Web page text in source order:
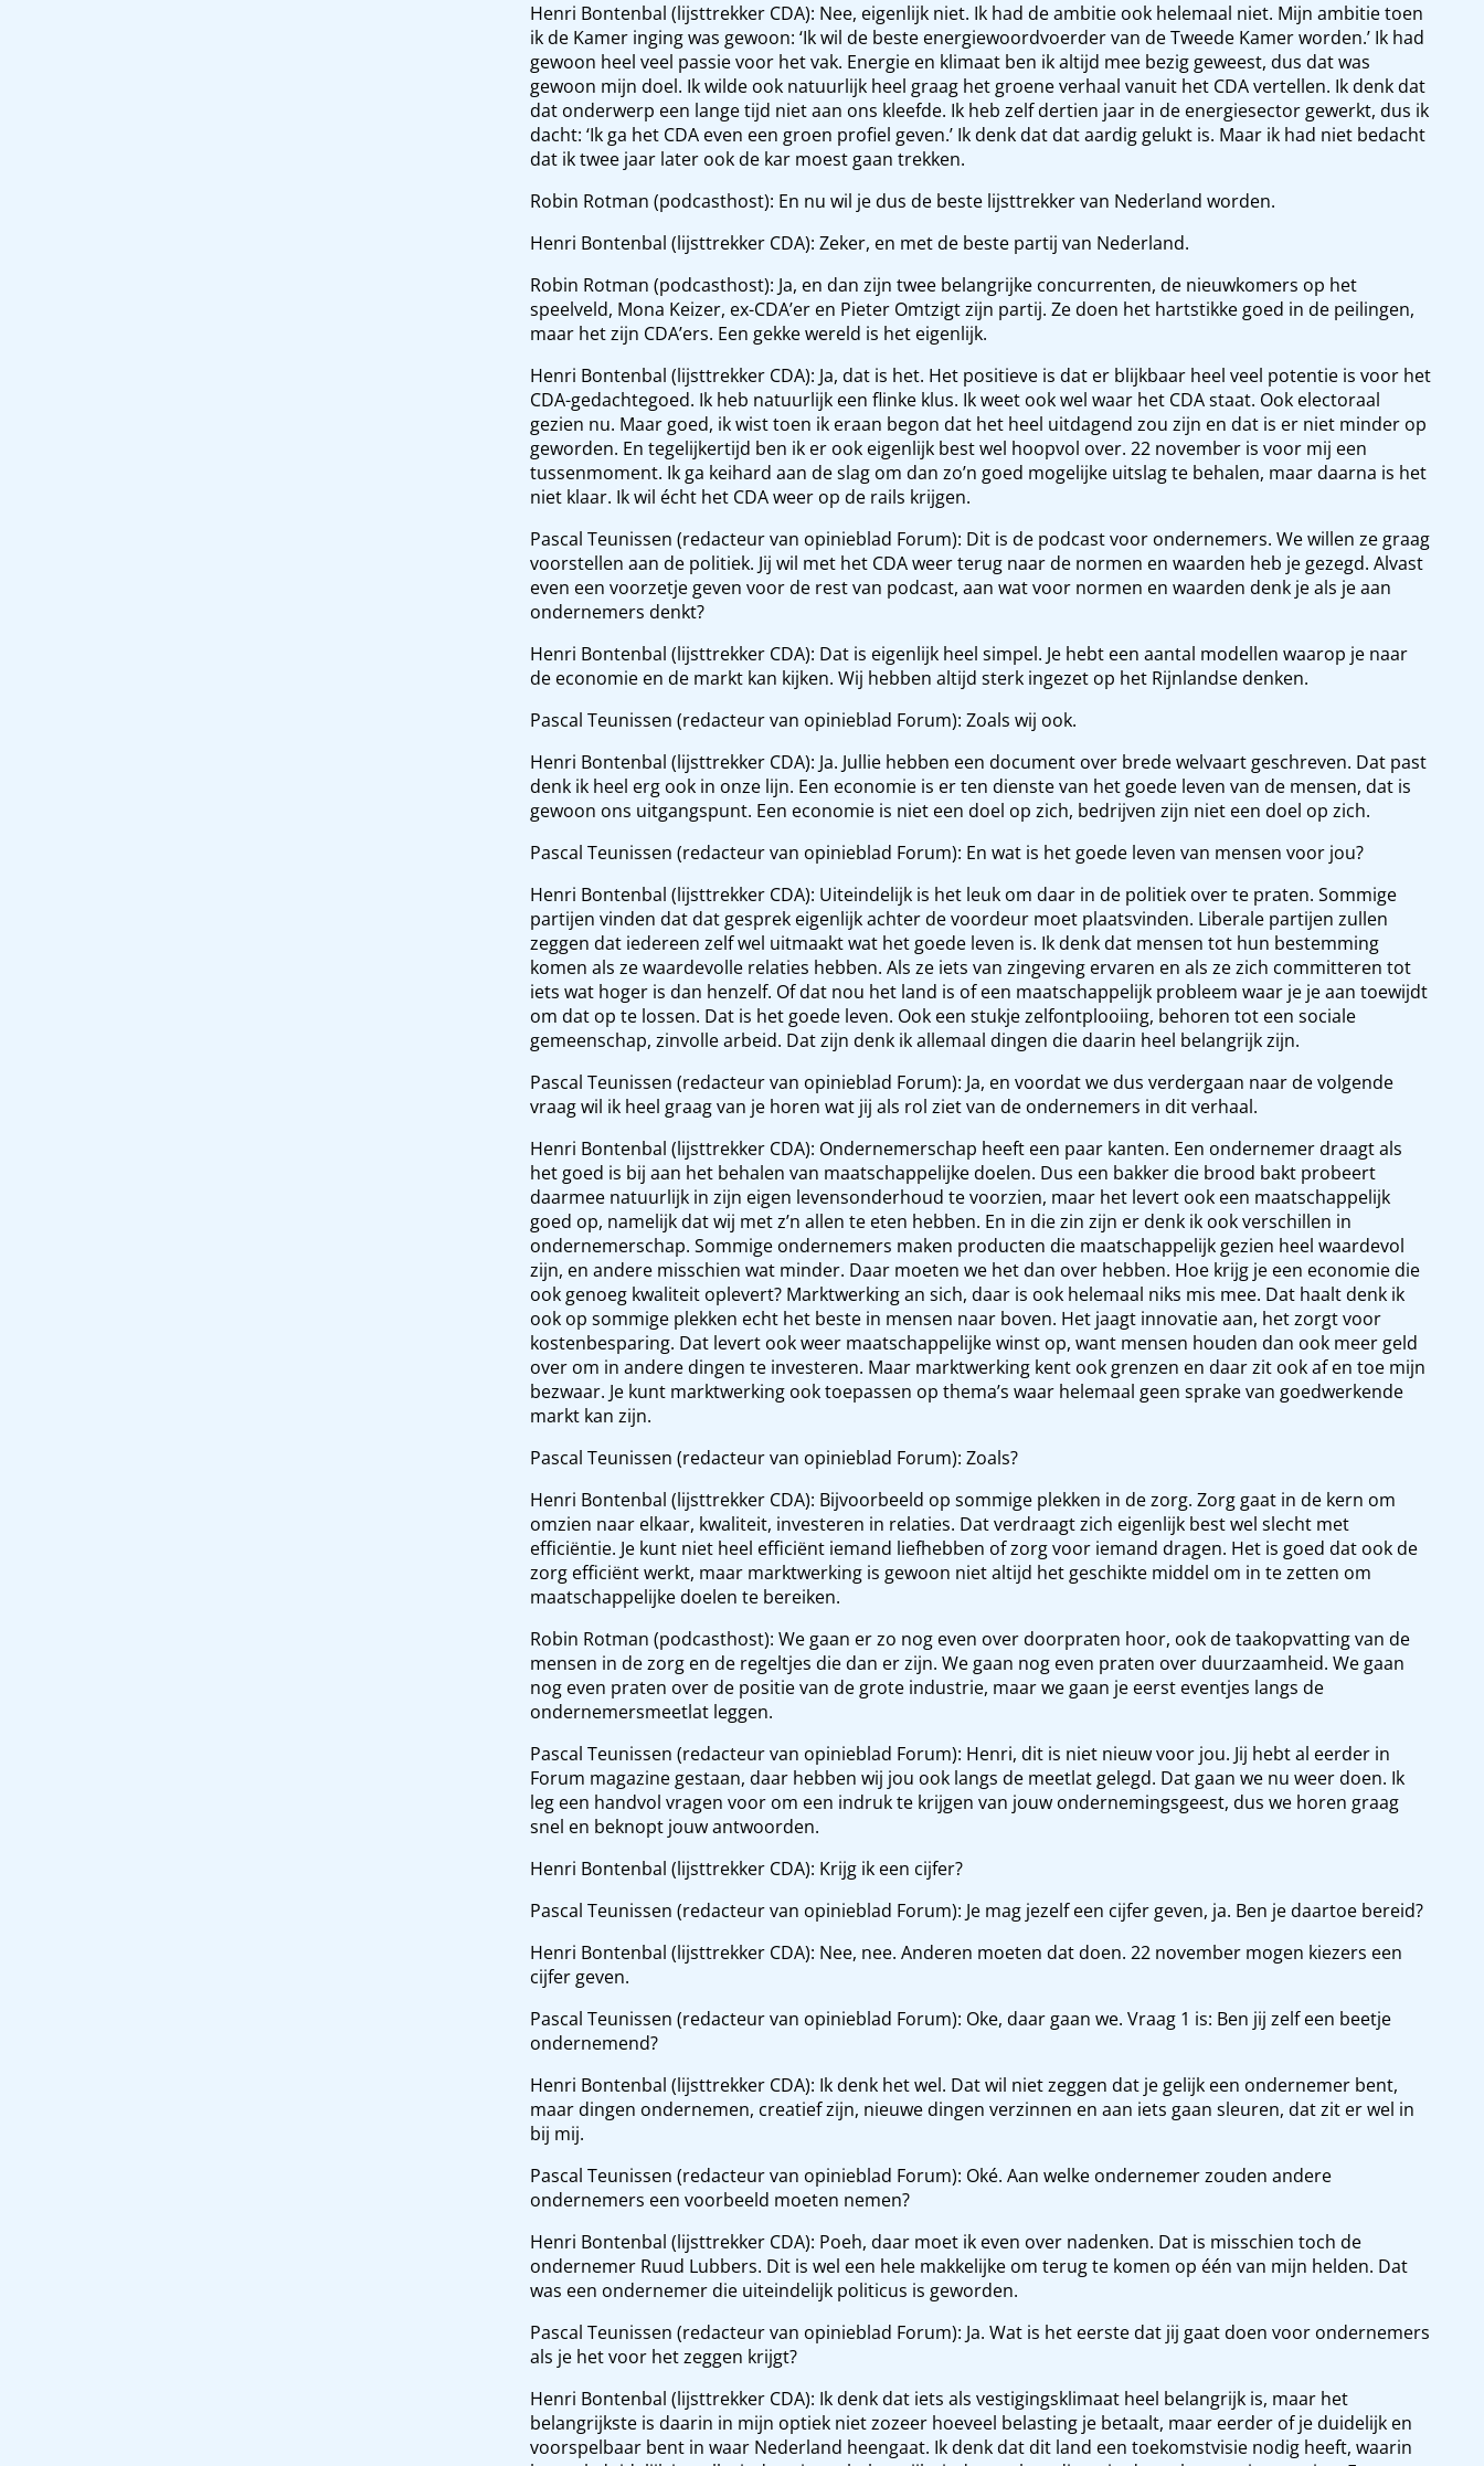
Henri Bontenbal (lijsttrekker CDA): Nee, eigenlijk niet. Ik had de ambitie ook helemaal niet. Mijn ambitie toen
ik de Kamer inging was gewoon: ‘Ik wil de beste energiewoordvoerder van de Tweede Kamer worden.’ Ik had
gewoon heel veel passie voor het vak. Energie en klimaat ben ik altijd mee bezig geweest, dus dat was
gewoon mijn doel. Ik wilde ook natuurlijk heel graag het groene verhaal vanuit het CDA vertellen. Ik denk dat
dat onderwerp een lange tijd niet aan ons kleefde. Ik heb zelf dertien jaar in de energiesector gewerkt, dus ik
dacht: ‘Ik ga het CDA even een groen profiel geven.’ Ik denk dat dat aardig gelukt is. Maar ik had niet bedacht
dat ik twee jaar later ook de kar moest gaan trekken.
Robin Rotman (podcasthost): En nu wil je dus de beste lijsttrekker van Nederland worden.
Henri Bontenbal (lijsttrekker CDA): Zeker, en met de beste partij van Nederland.
Robin Rotman (podcasthost): Ja, en dan zijn twee belangrijke concurrenten, de nieuwkomers op het
speelveld, Mona Keizer, ex-CDA’er en Pieter Omtzigt zijn partij. Ze doen het hartstikke goed in de peilingen,
maar het zijn CDA’ers. Een gekke wereld is het eigenlijk.
Henri Bontenbal (lijsttrekker CDA): Ja, dat is het. Het positieve is dat er blijkbaar heel veel potentie is voor het
CDA-gedachtegoed. Ik heb natuurlijk een flinke klus. Ik weet ook wel waar het CDA staat. Ook electoraal
gezien nu. Maar goed, ik wist toen ik eraan begon dat het heel uitdagend zou zijn en dat is er niet minder op
geworden. En tegelijkertijd ben ik er ook eigenlijk best wel hoopvol over. 22 november is voor mij een
tussenmoment. Ik ga keihard aan de slag om dan zo’n goed mogelijke uitslag te behalen, maar daarna is het
niet klaar. Ik wil écht het CDA weer op de rails krijgen.
Pascal Teunissen (redacteur van opinieblad Forum): Dit is de podcast voor ondernemers. We willen ze graag
voorstellen aan de politiek. Jij wil met het CDA weer terug naar de normen en waarden heb je gezegd. Alvast
even een voorzetje geven voor de rest van podcast, aan wat voor normen en waarden denk je als je aan
ondernemers denkt?
Henri Bontenbal (lijsttrekker CDA): Dat is eigenlijk heel simpel. Je hebt een aantal modellen waarop je naar
de economie en de markt kan kijken. Wij hebben altijd sterk ingezet op het Rijnlandse denken.
Pascal Teunissen (redacteur van opinieblad Forum): Zoals wij ook.
Henri Bontenbal (lijsttrekker CDA): Ja. Jullie hebben een document over brede welvaart geschreven. Dat past
denk ik heel erg ook in onze lijn. Een economie is er ten dienste van het goede leven van de mensen, dat is
gewoon ons uitgangspunt. Een economie is niet een doel op zich, bedrijven zijn niet een doel op zich.
Pascal Teunissen (redacteur van opinieblad Forum): En wat is het goede leven van mensen voor jou?
Henri Bontenbal (lijsttrekker CDA): Uiteindelijk is het leuk om daar in de politiek over te praten. Sommige
partijen vinden dat dat gesprek eigenlijk achter de voordeur moet plaatsvinden. Liberale partijen zullen
zeggen dat iedereen zelf wel uitmaakt wat het goede leven is. Ik denk dat mensen tot hun bestemming
komen als ze waardevolle relaties hebben. Als ze iets van zingeving ervaren en als ze zich committeren tot
iets wat hoger is dan henzelf. Of dat nou het land is of een maatschappelijk probleem waar je je aan toewijdt
om dat op te lossen. Dat is het goede leven. Ook een stukje zelfontplooiing, behoren tot een sociale
gemeenschap, zinvolle arbeid. Dat zijn denk ik allemaal dingen die daarin heel belangrijk zijn.
Pascal Teunissen (redacteur van opinieblad Forum): Ja, en voordat we dus verdergaan naar de volgende
vraag wil ik heel graag van je horen wat jij als rol ziet van de ondernemers in dit verhaal.
Henri Bontenbal (lijsttrekker CDA): Ondernemerschap heeft een paar kanten. Een ondernemer draagt als
het goed is bij aan het behalen van maatschappelijke doelen. Dus een bakker die brood bakt probeert
daarmee natuurlijk in zijn eigen levensonderhoud te voorzien, maar het levert ook een maatschappelijk
goed op, namelijk dat wij met z’n allen te eten hebben. En in die zin zijn er denk ik ook verschillen in
ondernemerschap. Sommige ondernemers maken producten die maatschappelijk gezien heel waardevol
zijn, en andere misschien wat minder. Daar moeten we het dan over hebben. Hoe krijg je een economie die
ook genoeg kwaliteit oplevert? Marktwerking an sich, daar is ook helemaal niks mis mee. Dat haalt denk ik
ook op sommige plekken echt het beste in mensen naar boven. Het jaagt innovatie aan, het zorgt voor
kostenbesparing. Dat levert ook weer maatschappelijke winst op, want mensen houden dan ook meer geld
over om in andere dingen te investeren. Maar marktwerking kent ook grenzen en daar zit ook af en toe mijn
bezwaar. Je kunt marktwerking ook toepassen op thema’s waar helemaal geen sprake van goedwerkende
markt kan zijn.
Pascal Teunissen (redacteur van opinieblad Forum): Zoals?
Henri Bontenbal (lijsttrekker CDA): Bijvoorbeeld op sommige plekken in de zorg. Zorg gaat in de kern om
omzien naar elkaar, kwaliteit, investeren in relaties. Dat verdraagt zich eigenlijk best wel slecht met
efficiëntie. Je kunt niet heel efficiënt iemand liefhebben of zorg voor iemand dragen. Het is goed dat ook de
zorg efficiënt werkt, maar marktwerking is gewoon niet altijd het geschikte middel om in te zetten om
maatschappelijke doelen te bereiken.
Robin Rotman (podcasthost): We gaan er zo nog even over doorpraten hoor, ook de taakopvatting van de
mensen in de zorg en de regeltjes die dan er zijn. We gaan nog even praten over duurzaamheid. We gaan
nog even praten over de positie van de grote industrie, maar we gaan je eerst eventjes langs de
ondernemersmeetlat leggen.
Pascal Teunissen (redacteur van opinieblad Forum): Henri, dit is niet nieuw voor jou. Jij hebt al eerder in
Forum magazine gestaan, daar hebben wij jou ook langs de meetlat gelegd. Dat gaan we nu weer doen. Ik
leg een handvol vragen voor om een indruk te krijgen van jouw ondernemingsgeest, dus we horen graag
snel en beknopt jouw antwoorden.
Henri Bontenbal (lijsttrekker CDA): Krijg ik een cijfer?
Pascal Teunissen (redacteur van opinieblad Forum): Je mag jezelf een cijfer geven, ja. Ben je daartoe bereid?
Henri Bontenbal (lijsttrekker CDA): Nee, nee. Anderen moeten dat doen. 22 november mogen kiezers een
cijfer geven.
Pascal Teunissen (redacteur van opinieblad Forum): Oke, daar gaan we. Vraag 1 is: Ben jij zelf een beetje
ondernemend?
Henri Bontenbal (lijsttrekker CDA): Ik denk het wel. Dat wil niet zeggen dat je gelijk een ondernemer bent,
maar dingen ondernemen, creatief zijn, nieuwe dingen verzinnen en aan iets gaan sleuren, dat zit er wel in
bij mij.
Pascal Teunissen (redacteur van opinieblad Forum): Oké. Aan welke ondernemer zouden andere
ondernemers een voorbeeld moeten nemen?
Henri Bontenbal (lijsttrekker CDA): Poeh, daar moet ik even over nadenken. Dat is misschien toch de
ondernemer Ruud Lubbers. Dit is wel een hele makkelijke om terug te komen op één van mijn helden. Dat
was een ondernemer die uiteindelijk politicus is geworden.
Pascal Teunissen (redacteur van opinieblad Forum): Ja. Wat is het eerste dat jij gaat doen voor ondernemers
als je het voor het zeggen krijgt?
Henri Bontenbal (lijsttrekker CDA): Ik denk dat iets als vestigingsklimaat heel belangrijk is, maar het
belangrijkste is daarin in mijn optiek niet zozeer hoeveel belasting je betaalt, maar eerder of je duidelijk en
voorspelbaar bent in waar Nederland heengaat. Ik denk dat dit land een toekomstvisie nodig heeft, waarin